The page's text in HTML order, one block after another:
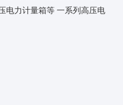
电力计量箱等 一系列高压电